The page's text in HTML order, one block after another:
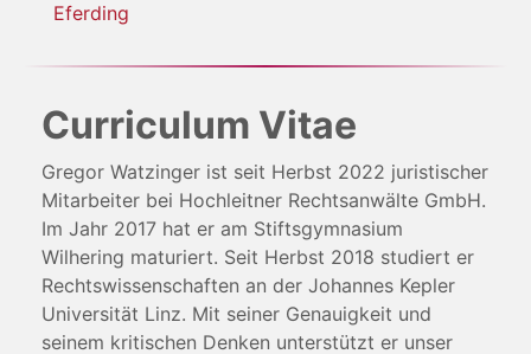
Eferding
Curriculum Vitae
Gregor Watzinger ist seit Herbst 2022 juristischer
Mitarbeiter bei Hochleitner Rechtsanwälte GmbH.
Im Jahr 2017 hat er am Stiftsgymnasium
Wilhering maturiert. Seit Herbst 2018 studiert er
Rechtswissenschaften an der Johannes Kepler
Universität Linz. Mit seiner Genauigkeit und
seinem kritischen Denken unterstützt er unser